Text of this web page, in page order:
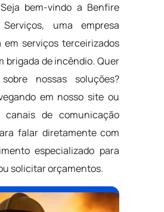
bem-vindo a Benfire
uma empresa
em serviços terceirizados
brigada de incêndio. Quer
nossas soluções?
em nosso site ou
canais de comunicação
falar diretamente com
especializado para
solicitar orçamentos.